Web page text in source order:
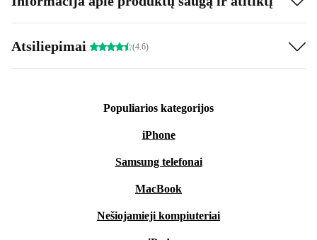
Atsiliepimai (4.6)
Populiarios kategorijos
iPhone
Samsung telefonai
MacBook
Nešiojamieji kompiuteriai